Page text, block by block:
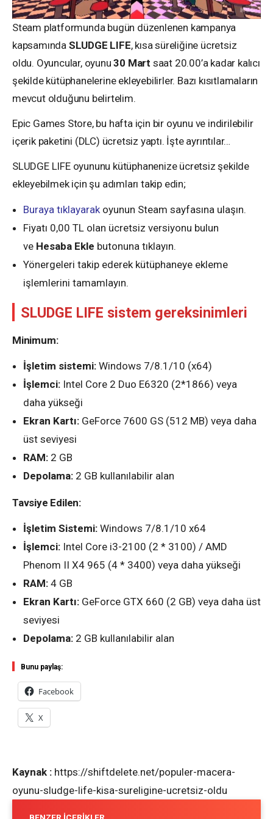
Steam platformunda bugün düzenlenen kampanya
kapsamında SLUDGE LIFE, kısa süreliğine ücretsiz
oldu. Oyuncular, oyunu30 Mart saat 20.00’a kadar kalıcı
şekilde kütüphanelerine ekleyebilirler. Bazı kısıtlamaların
mevcut olduğunu belirtelim.
Epic Games Store, bu hafta için bir oyunu ve indirilebilir
içerik paketini (DLC) ücretsiz yaptı. İşte ayrıntılar…
SLUDGE LIFE oyununu kütüphanenize ücretsiz şekilde
ekleyebilmek için şu adımları takip edin;
Buraya tıklayarak oyunun Steam sayfasına ulaşın.
Fiyatı 0,00 TL olan ücretsiz versiyonu bulun
ve Hesaba Ekle butonuna tıklayın.
Yönergeleri takip ederek kütüphaneye ekleme
işlemlerini tamamlayın.
SLUDGE LIFE sistem gereksinimleri
Minimum:
İşletim sistemi: Windows 7/8.1/10 (x64)
İşlemci: Intel Core 2 Duo E6320 (2*1866) veya
daha yükseği
Ekran Kartı: GeForce 7600 GS (512 MB) veya daha
üst seviyesi
RAM: 2 GB
Depolama: 2 GB kullanılabilir alan
Tavsiye Edilen:
İşletim Sistemi: Windows 7/8.1/10 x64
İşlemci: Intel Core i3-2100 (2 * 3100) / AMD
Phenom II X4 965 (4 * 3400) veya daha yükseği
RAM: 4 GB
Ekran Kartı: GeForce GTX 660 (2 GB) veya daha üst
seviyesi
Depolama: 2 GB kullanılabilir alan
Bunu paylaş:
Facebook
X
Kaynak : https://shiftdelete.net/populer-macera-
oyunu-sludge-life-kisa-sureligine-ucretsiz-oldu
BENZER İÇERIKLER